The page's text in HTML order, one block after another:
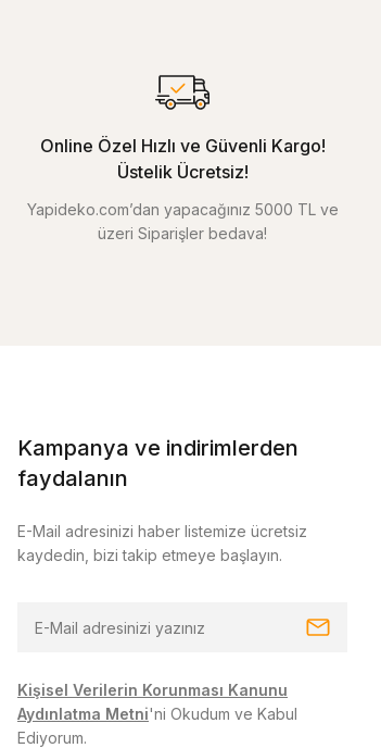
Online Özel Hızlı ve Güvenli Kargo!
Üstelik Ücretsiz!
Yapideko.com’dan yapacağınız 5000 TL ve
üzeri Siparişler bedava!
Kampanya ve indirimlerden
faydalanın
E-Mail adresinizi haber listemize ücretsiz
kaydedin, bizi takip etmeye başlayın.
Kişisel Verilerin Korunması Kanunu
Aydınlatma Metni'ni Okudum ve Kabul
Ediyorum.